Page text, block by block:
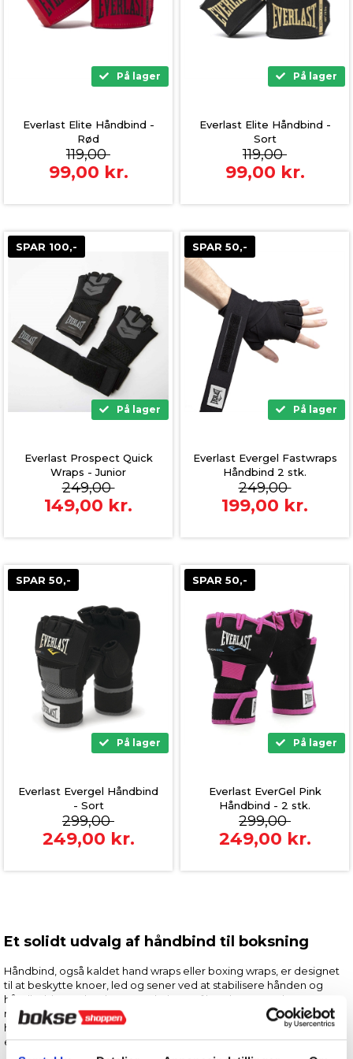
På lager
Everlast Elite Håndbind -
Rød
119,00
99,00 kr.
På lager
Everlast Elite Håndbind -
Sort
119,00
99,00 kr.
SPAR 100,-
På lager
Everlast Prospect Quick
Wraps - Junior
249,00
149,00 kr.
SPAR 50,-
På lager
Everlast Evergel Fastwraps
Håndbind 2 stk.
249,00
199,00 kr.
SPAR 50,-
På lager
Everlast Evergel Håndbind
- Sort
299,00
249,00 kr.
SPAR 50,-
På lager
Everlast EverGel Pink
Håndbind - 2 stk.
299,00
249,00 kr.
Et solidt udvalg af håndbind til boksning
Håndbind, også kaldet hand wraps eller boxing wraps, er designet
til at beskytte knoer, led og sener ved at stabilisere hånden og
håndleddet under slag. Korrekt brug af hand wraps reducerer
risikoen for overbelastning og akutte skader, især ved gentagne
højintensive træningspas. For både begyndere og erfarne udøvere
er hand wraps et fundamentalt produkt i bokseudstyret.